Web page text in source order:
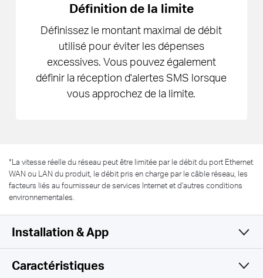
Définition de la limite
Définissez le montant maximal de débit
utilisé pour éviter les dépenses
excessives. Vous pouvez également
définir la réception d'alertes SMS lorsque
vous approchez de la limite.
*La vitesse réelle du réseau peut être limitée par le débit du port Ethernet
WAN ou LAN du produit, le débit pris en charge par le câble réseau, les
facteurs liés au fournisseur de services Internet et d'autres conditions
environnementales.
Installation & App
Caractéristiques